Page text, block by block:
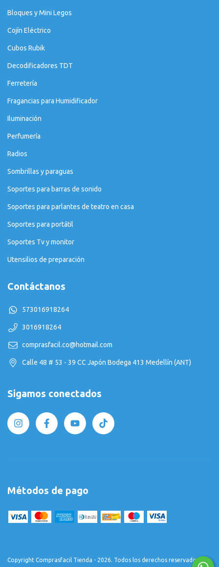
Bloques y Mini Legos
Cojín Eléctrico
Cubos Rubik
Decodificadores TDT
Ferretería
Fragancias para Humidificador
Iluminación
Perfumería
Radios
Sombrillas y paraguas
Soportes para barras de sonido
Soportes para parlantes de teatro en casa
Soportes para portátil
Soportes Tv y monitor
Utensilios de preparación
Contáctanos
573016918264
3016918264
comprasfacil.co@hotmail.com
Calle 48 # 53 - 39 CC Japón Bodega 413 Medellín (ANT)
Sigamos conectados
Métodos de pago
Copyright Comprasfacil Tienda - 2026. Todos los derechos reservados.